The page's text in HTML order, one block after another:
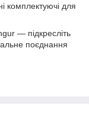
комплектуючі для
— підкресліть
поєднання